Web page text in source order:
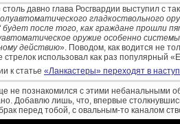
столь давно глава Росгвардии выступил с
гладкоствольного
будет после того, как граждане прошли
оружие особенно
действию». Поводом, как водится не
использовал как раз популярный
к статье «Ланкастеры» переходят в
не познакомился с этими небанальными
Добавлю лишь, что, впервые
перед тобой, с овальным-то каналом